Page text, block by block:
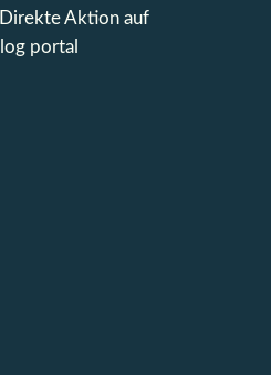
Direkte Aktion auf
portal